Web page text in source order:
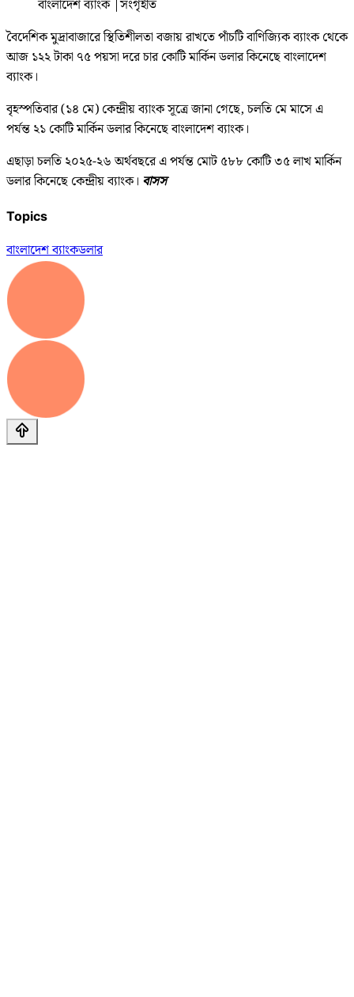
বাংলাদেশ ব্যাংক |সংগৃহীত
বৈদেশিক মুদ্রাবাজারে স্থিতিশীলতা বজায় রাখতে পাঁচটি বাণিজ্যিক ব্যাংক থেকে
আজ ১২২ টাকা ৭৫ পয়সা দরে চার কোটি মার্কিন ডলার কিনেছে বাংলাদেশ
ব্যাংক।
বৃহস্পতিবার (১৪ মে) কেন্দ্রীয় ব্যাংক সূত্রে জানা গেছে, চলতি মে মাসে এ
পর্যন্ত ২১ কোটি মার্কিন ডলার কিনেছে বাংলাদেশ ব্যাংক।
এছাড়া চলতি ২০২৫-২৬ অর্থবছরে এ পর্যন্ত মোট ৫৮৮ কোটি ৩৫ লাখ মার্কিন
ডলার কিনেছে কেন্দ্রীয় ব্যাংক। বাসস
Topics
বাংলাদেশ ব্যাংকডলার